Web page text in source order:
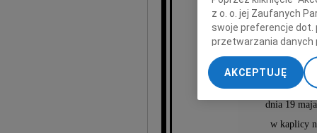
Odeszła w
dnia 19
w kaplicy
z o. o. jej Zaufanych
swoje preferencje dot.
przetwarzania danych
„Ustawienia
My, nasi Zaufani
dokładnych danych
Przechowywanie
treści, badnie
AKCEPTUJĘ